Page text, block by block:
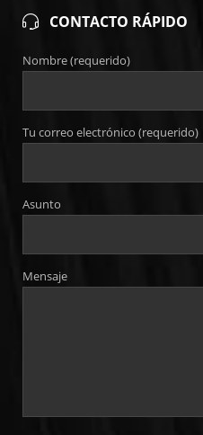
CONTACTO RÁPIDO
Nombre (requerido)
Tu correo electrónico (requerido)
Asunto
Mensaje